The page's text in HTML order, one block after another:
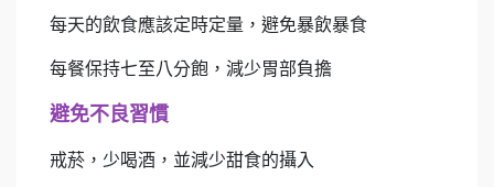
每天的飲食應該定時定量，避免暴飲暴食
每餐保持七至八分飽，減少胃部負擔
避免不良習慣
戒菸，少喝酒，並減少甜食的攝入